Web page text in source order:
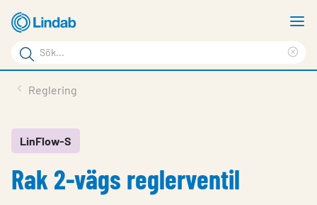
Hoppa
till
huvudinnehållet
Sökord
Sök
på
Service & Support
Hållbarhet
Reglering
LinFlow-S
Rak 2-vägs reglerventil